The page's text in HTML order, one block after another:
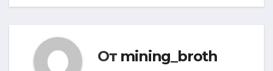
От mining_broth